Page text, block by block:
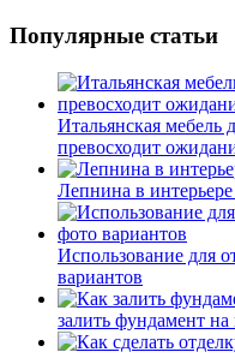
Популярные статьи
Итальянская мебель
превосходит
Лепнина в
Использование для
вариантов
залить фундамент